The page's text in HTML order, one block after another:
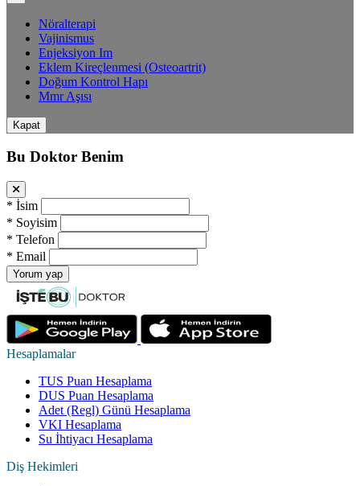
Nöralterapi
Vajinismus
Enjeksiyon Im
Eklem Kireçlenmesi (Osteoartrit)
Doğum Kontrol Hapı
Mmr Aşısı
Kapat
Bu Doktor Benim
* İsim
* Soyisim
* Telefon
* Email
Yorum yap
Hesaplamalar
TUS Puan Hesaplama
DUS Puan Hesaplama
Adet (Regl) Günü Hesaplama
VKI Hesaplama
Su İhtiyacı Hesaplama
Diş Hekimleri